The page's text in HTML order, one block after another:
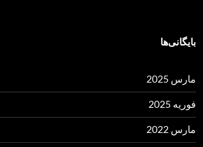
بایگانی‌ها
مارس 2025
فوریه 2025
مارس 2022